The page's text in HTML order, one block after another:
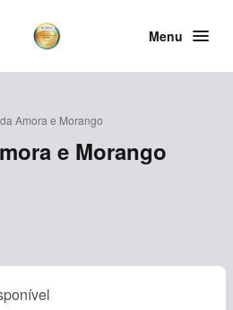
Menu
Amora e Morango
e Morango